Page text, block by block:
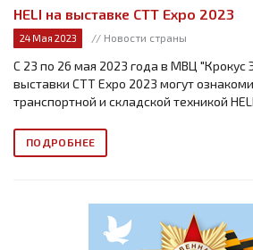
HELI на выставке СТТ Expo 2023
24 Мая 2023 // Новости страны
С 23 по 26 мая 2023 года в МВЦ "Крокус
выставки СТТ Expo 2023 могут
транспортной и складской техникой
ПОДРОБНЕЕ